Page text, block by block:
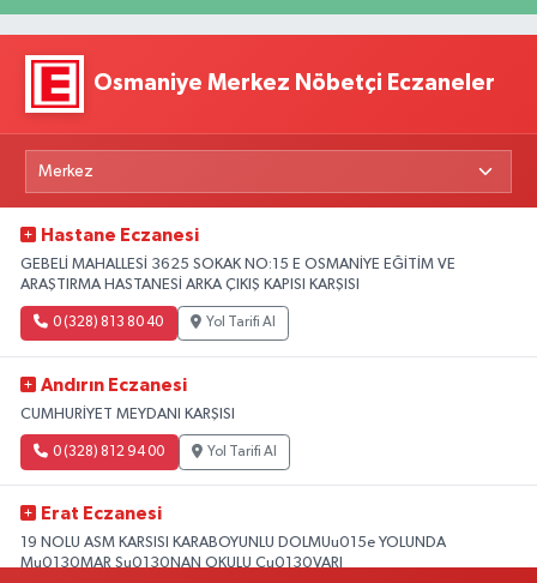
Osmaniye Merkez Nöbetçi Eczaneler
Hastane Eczanesi
GEBELİ MAHALLESİ 3625 SOKAK NO:15 E OSMANİYE EĞİTİM VE
ARAŞTIRMA HASTANESİ ARKA ÇIKIŞ KAPISI KARŞISI
0 (328) 813 80 40 Yol Tarifi Al
Andırın Eczanesi
CUMHURİYET MEYDANI KARŞISI
0 (328) 812 94 00 Yol Tarifi Al
Erat Eczanesi
19 NOLU ASM KARSISI KARABOYUNLU DOLMUu015e YOLUNDA
Mu0130MAR Su0130NAN OKULU Cu0130VARI